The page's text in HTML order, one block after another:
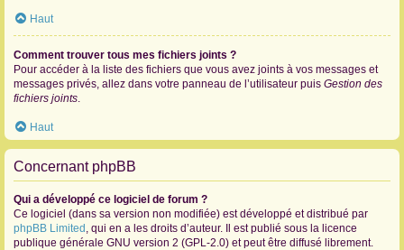
Haut
Comment trouver tous mes fichiers joints ?
Pour accéder à la liste des fichiers que vous avez joints à vos messages et
messages privés, allez dans votre panneau de l’utilisateur puis Gestion des
fichiers joints.
Haut
Concernant phpBB
Qui a développé ce logiciel de forum ?
Ce logiciel (dans sa version non modifiée) est développé et distribué par
phpBB Limited , qui en a les droits d’auteur. Il est publié sous la licence
publique générale GNU version 2 (GPL-2.0) et peut être diffusé librement.